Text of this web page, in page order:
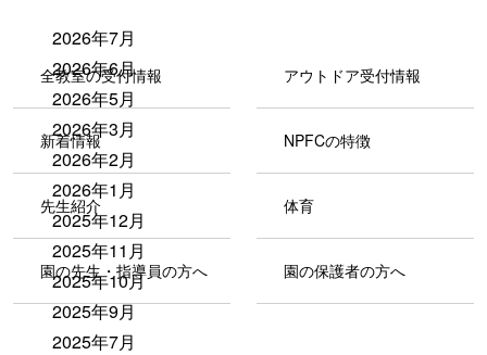
2026年7月
2026年6月
2026年5月
2026年3月
2026年2月
2026年1月
2025年12月
2025年11月
2025年10月
2025年9月
2025年7月
全教室の受付情報 アウトドア受付情報
新着情報 NPFCの特徴
先生紹介 体育
園の先生・指導員の方へ 園の保護者の方へ